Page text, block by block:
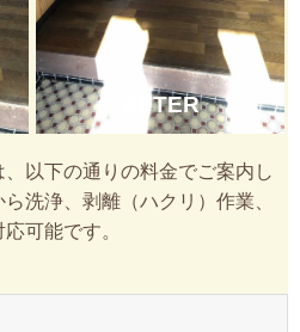
AFTER
以下の通りの料金でご案内し
洗浄、剥離（ハクリ）作業、
可能です。